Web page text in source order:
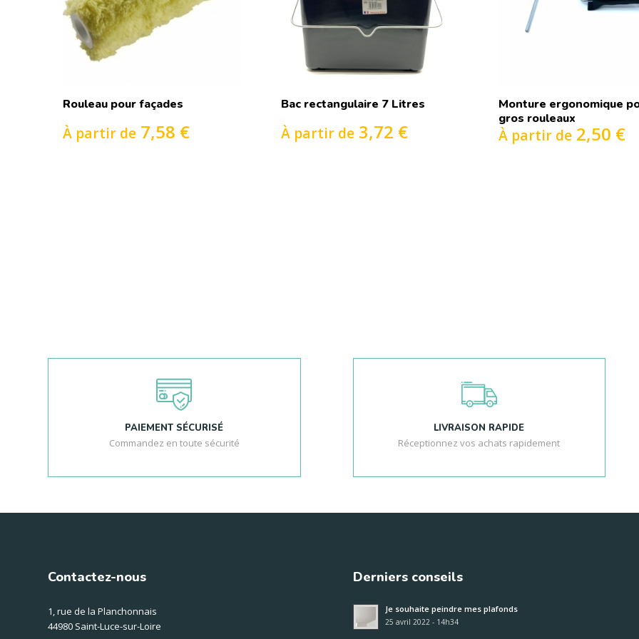
Rouleau pour façades
À partir de 7,58 €
Bac rectangulaire 7 Litres
À partir de3,72 €
Monture ergonomique
gros rouleaux
À partir de 2,50 €
PAIEMENT SÉCURISÉ
Commandez en toute sécurité
LIVRAISON RAPIDE
Réceptionnez vos achats rapidement
Contactez-nous
1, rue de la Planchonnais
44980 Saint-Luce-sur-Loire
Derniers conseils
Je souhaite peindre mes plafonds
25 avril 2022 - 14h34